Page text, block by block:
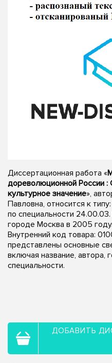
Диссертационная работа «
дореволюционной России :
культурное значение»,
Павловна, относится к
по специальности
городе Москва в 2005
Внутренний код товара:
представлены основные
включая название,
специальности.
ДОБАВИТЬ